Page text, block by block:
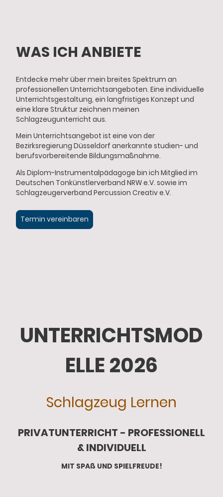
WAS ICH ANBIETE
Entdecke mehr über mein breites Spektrum an
professionellen Unterrichtsangeboten. Eine individuelle
Unterrichtsgestaltung, ein langfristiges Konzept und
eine klare Struktur zeichnen meinen
Schlagzeugunterricht aus.
Mein Unterrichtsangebot ist eine von der
Bezirksregierung Düsseldorf anerkannte studien- und
berufsvorbereitende Bildungsmaßnahme.
Als Diplom-Instrumentalpädagoge bin ich Mitglied im
Deutschen Tonkünstlerverband NRW e.V. sowie im
Schlagzeugerverband Percussion Creativ e.V.
Termin vereinbaren
UNTERRICHTSMOD
ELLE 2026
Schlagzeug Lernen
PRIVATUNTERRICHT - PROFESSIONELL
& INDIVIDUELL
MIT SPAß UND SPIELFREUDE!